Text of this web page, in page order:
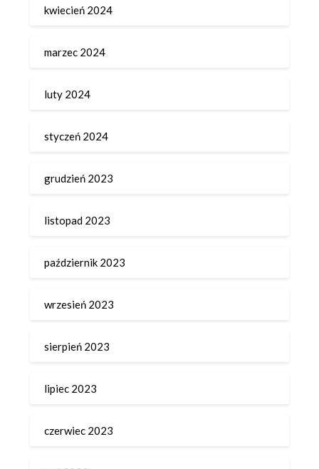
kwiecień 2024
marzec 2024
luty 2024
styczeń 2024
grudzień 2023
listopad 2023
październik 2023
wrzesień 2023
sierpień 2023
lipiec 2023
czerwiec 2023